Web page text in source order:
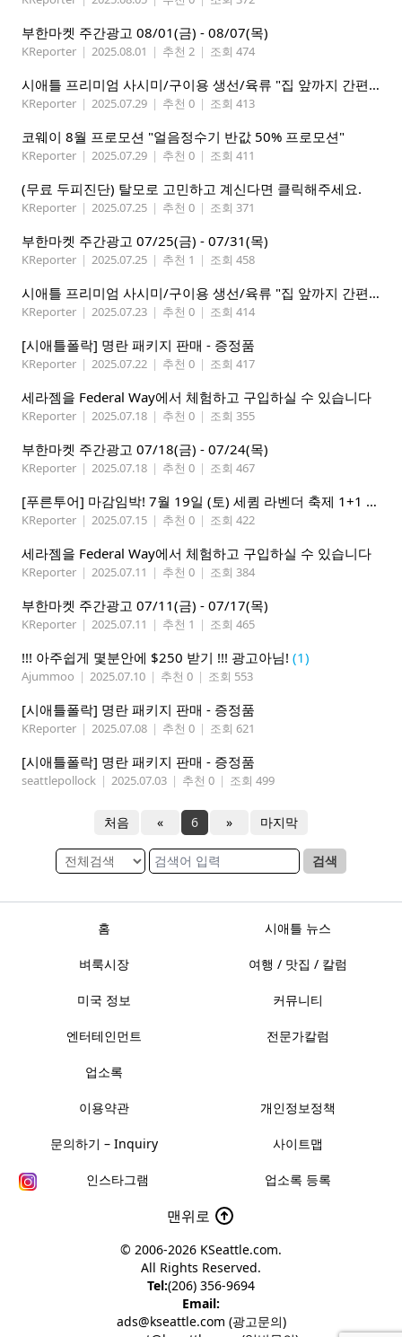
부한마켓 주간광고 08/01(금) - 08/07(목)
KReporter | 2025.08.01 | 추천 2 | 조회 474
시애틀 프리미엄 사시미/구이용 생선/육류 "집 앞까지 간편하게" – 영오션닷컴
KReporter | 2025.07.29 | 추천 0 | 조회 413
코웨이 8월 프로모션 "얼음정수기 반값 50% 프로모션"
KReporter | 2025.07.29 | 추천 0 | 조회 411
(무료 두피진단) 탈모로 고민하고 계신다면 클릭해주세요.
KReporter | 2025.07.25 | 추천 0 | 조회 371
부한마켓 주간광고 07/25(금) - 07/31(목)
KReporter | 2025.07.25 | 추천 1 | 조회 458
시애틀 프리미엄 사시미/구이용 생선/육류 "집 앞까지 간편하게" – 영오션닷컴
KReporter | 2025.07.23 | 추천 0 | 조회 414
[시애틀폴락] 명란 패키지 판매 - 증정품
KReporter | 2025.07.22 | 추천 0 | 조회 417
세라젬을 Federal Way에서 체험하고 구입하실 수 있습니다
KReporter | 2025.07.18 | 추천 0 | 조회 355
부한마켓 주간광고 07/18(금) - 07/24(목)
KReporter | 2025.07.18 | 추천 0 | 조회 467
[푸른투어] 마감임박! 7월 19일 (토) 세큄 라벤더 축제 1+1 이벤트
KReporter | 2025.07.15 | 추천 0 | 조회 422
세라젬을 Federal Way에서 체험하고 구입하실 수 있습니다
KReporter | 2025.07.11 | 추천 0 | 조회 384
부한마켓 주간광고 07/11(금) - 07/17(목)
KReporter | 2025.07.11 | 추천 1 | 조회 465
!!! 아주쉽게 몇분안에 $250 받기 !!! 광고아님! (1)
Ajummoo | 2025.07.10 | 추천 0 | 조회 553
[시애틀폴락] 명란 패키지 판매 - 증정품
KReporter | 2025.07.08 | 추천 0 | 조회 621
[시애틀폴락] 명란 패키지 판매 - 증정품
seattlepollock | 2025.07.03 | 추천 0 | 조회 499
처음 « 6 » 마지막
검색
홈 시애틀 뉴스
벼룩시장 여행 / 맛집 / 칼럼
미국 정보 커뮤니티
엔터테인먼트 전문가칼럼
업소록
이용약관 개인정보정책
문의하기 – Inquiry 사이트맵
인스타그램 업소록 등록
맨위로
© 2006-2026 KSeattle.com.
All Rights Reserved.
Tel:(206) 356-9694
Email:
ads@kseattle.com (광고문의)